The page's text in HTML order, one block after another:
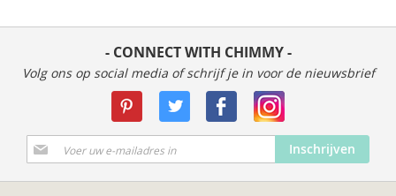
- CONNECT WITH CHIMMY -
Volg ons op social media of schrijf je in voor de nieuwsbrief
Abonneer
u
op
Inschrijven